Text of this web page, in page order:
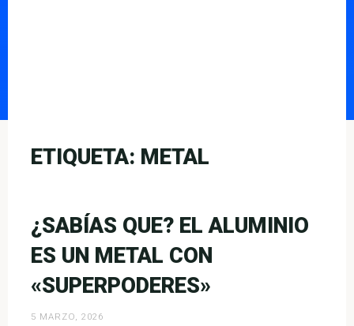
ETIQUETA: METAL
¿SABÍAS QUE? EL ALUMINIO
ES UN METAL CON
«SUPERPODERES»
5 MARZO, 2026